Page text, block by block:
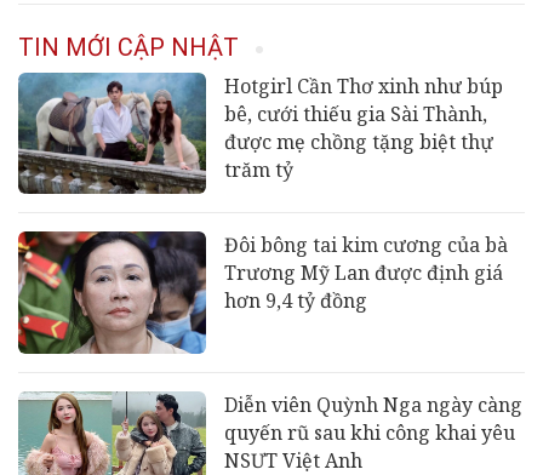
sau
TIN MỚI CẬP NHẬT
Hotgirl Cần Thơ xinh như búp
bê, cưới thiếu gia Sài Thành,
được mẹ chồng tặng biệt thự
trăm tỷ
Đôi bông tai kim cương của bà
Trương Mỹ Lan được định giá
hơn 9,4 tỷ đồng
Diễn viên Quỳnh Nga ngày càng
quyến rũ sau khi công khai yêu
NSƯT Việt Anh